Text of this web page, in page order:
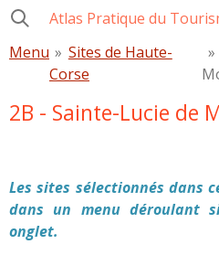
Passer
contenu
principal
Menu » Sites de Haute-
Corse
»
2B - Sainte-Lucie de
Les sites sélectionnés dans
dans un menu déroulant
onglet.